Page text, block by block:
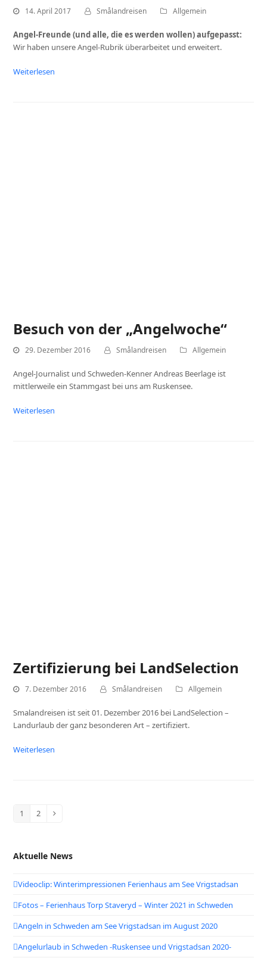
14. April 2017 Smålandreisen Allgemein
Angel-Freunde (und alle, die es werden wollen) aufgepasst:
Wir haben unsere Angel-Rubrik überarbeitet und erweitert.
Weiterlesen
Besuch von der „Angelwoche“
29. Dezember 2016 Smålandreisen Allgemein
Angel-Journalist und Schweden-Kenner Andreas Beerlage ist
mittlerweile ein Stammgast bei uns am Ruskensee.
Weiterlesen
Zertifizierung bei LandSelection
7. Dezember 2016 Smålandreisen Allgemein
Smalandreisen ist seit 01. Dezember 2016 bei LandSelection –
Landurlaub der ganz besonderen Art – zertifiziert.
Weiterlesen
Seite
1 Seite
2 Vorwärts
Aktuelle News
Videoclip: Winterimpressionen Ferienhaus am See Vrigstadsan
Fotos – Ferienhaus Torp Staveryd – Winter 2021 in Schweden
Angeln in Schweden am See Vrigstadsan im August 2020
Angelurlaub in Schweden -Ruskensee und Vrigstadsan 2020-